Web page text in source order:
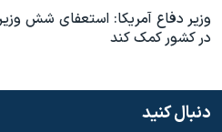
وزير دفاع آمريکا: استعفای شش
در کشور کمک کند
دنبال کنید